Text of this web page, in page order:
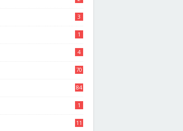
3
1
4
70
84
1
11